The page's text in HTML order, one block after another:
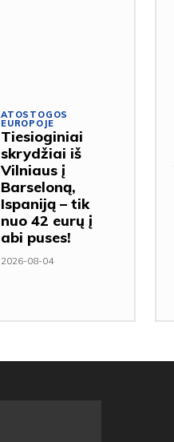
ATOSTOGOS
EUROPOJE
Tiesioginiai
skrydžiai iš
Vilniaus į
Barseloną,
Ispaniją – tik
nuo 42 eurų į
abi puses!
2026-08-04